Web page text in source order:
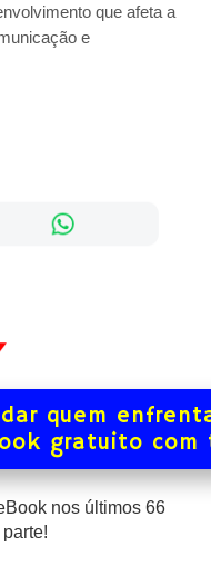
que afeta a
e
quem
gratuito
nos últimos 66